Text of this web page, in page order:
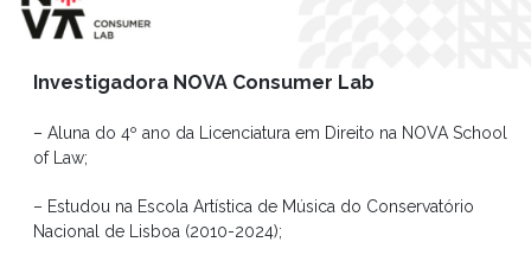
Investigadora NOVA Consumer Lab
– Aluna do 4º ano da Licenciatura em Direito na NOVA School
of Law;
– Estudou na Escola Artística de Música do Conservatório
Nacional de Lisboa (2010-2024);